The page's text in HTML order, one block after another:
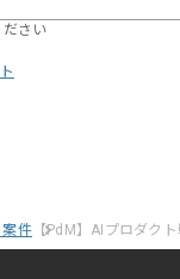
ださい
案件【PdM】AIプロダク